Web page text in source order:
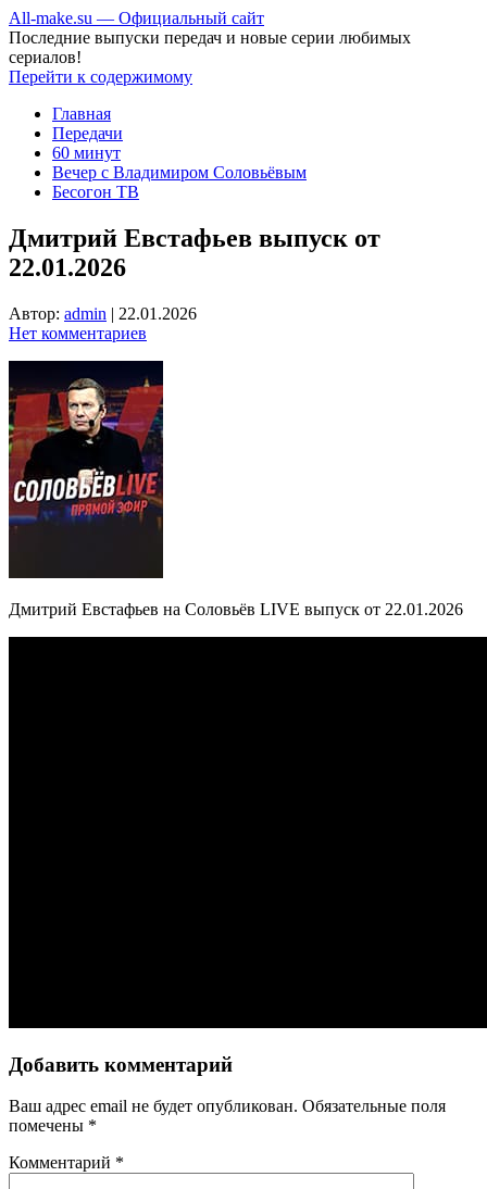
All-make.su — Официальный сайт
Последние выпуски передач и новые серии любимых
сериалов!
Перейти к содержимому
Главная
Передачи
60 минут
Вечер с Владимиром Соловьёвым
Бесогон ТВ
Дмитрий Евстафьев выпуск от
22.01.2026
Автор: admin | 22.01.2026
Нет комментариев
Дмитрий Евстафьев на Соловьёв LIVE выпуск от 22.01.2026
Добавить комментарий
Ваш адрес email не будет опубликован. Обязательные поля
помечены *
Комментарий *